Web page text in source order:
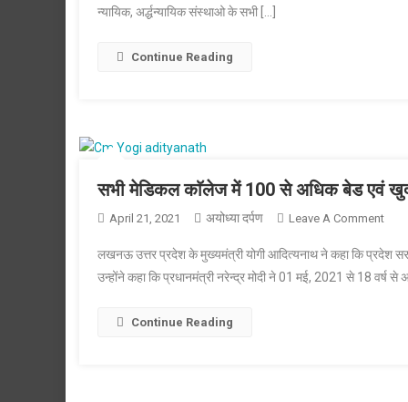
न्यायिक, अर्द्धन्यायिक संस्थाओ के सभी […]
Continue Reading
सभी मेडिकल काॅलेज में 100 से अधिक बेड एवं खुद
April 21, 2021 अयोध्या दर्पण Leave A CommentOn
लखनऊ उत्तर प्रदेश के मुख्यमंत्री योगी आदित्यनाथ ने कहा कि प्रदेश
उन्होंने कहा कि प्रधानमंत्री नरेन्द्र मोदी ने 01 मई, 2021 से 18
Continue Reading